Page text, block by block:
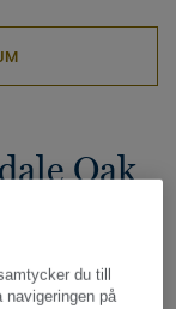
Oak
av
du till
navigeringen på